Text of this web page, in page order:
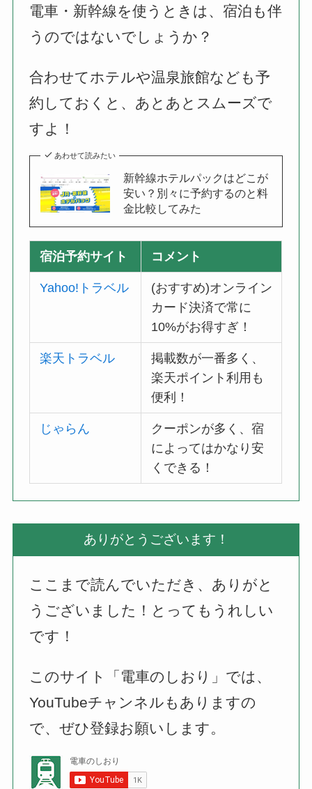
電車・新幹線を使うときは、宿泊も伴
うのではないでしょうか？
合わせてホテルや温泉旅館なども予
約しておくと、あとあとスムーズで
すよ！
あわせて読みたい
新幹線ホテルパックはどこが
安い？別々に予約するのと料
金比較してみた
宿泊予約サイト コメント
Yahoo!トラベル
(おすすめ)オンライン
カード決済で常に
10%がお得すぎ！
楽天トラベル
掲載数が一番多く、
楽天ポイント利用も
便利！
じゃらん
クーポンが多く、宿
によってはかなり安
くできる！
ありがとうございます！
ここまで読んでいただき、ありがと
うございました！とってもうれしい
です！
このサイト「電車のしおり」では、
YouTubeチャンネルもありますの
で、ぜひ登録お願いします。